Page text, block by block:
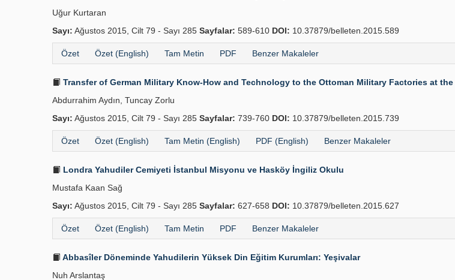
Uğur Kurtaran
Sayı: Ağustos 2015, Cilt 79 - Sayı 285 Sayfalar: 589-610 DOI: 10.37879/belleten.2015.589
Özet Özet (English) Tam Metin PDF Benzer Makaleler
Transfer of German Military Know-How and Technology to the Ottoman Military Factories at
Abdurrahim Aydın, Tuncay Zorlu
Sayı: Ağustos 2015, Cilt 79 - Sayı 285 Sayfalar: 739-760 DOI: 10.37879/belleten.2015.739
Özet Özet (English) Tam Metin (English) PDF (English) Benzer Makaleler
Londra Yahudiler Cemiyeti İstanbul Misyonu ve Hasköy İngiliz Okulu
Mustafa Kaan Sağ
Sayı: Ağustos 2015, Cilt 79 - Sayı 285 Sayfalar: 627-658 DOI: 10.37879/belleten.2015.627
Özet Özet (English) Tam Metin PDF Benzer Makaleler
Abbasîler Döneminde Yahudilerin Yüksek Din Eğitim Kurumları: Yeşivalar
Nuh Arslantaş